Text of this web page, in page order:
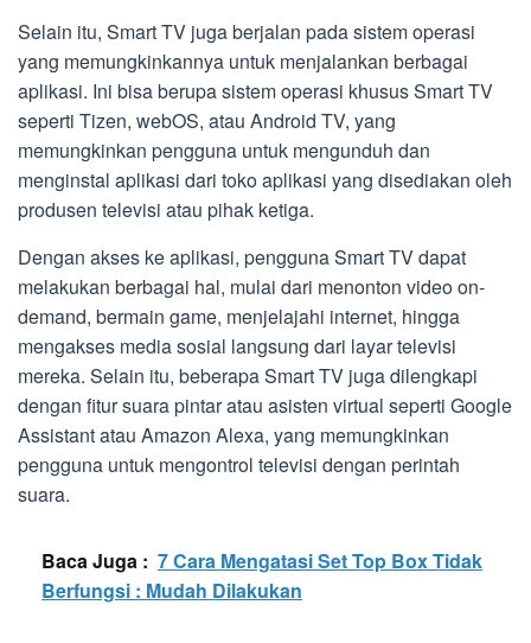
Selain itu, Smart TV juga berjalan pada sistem operasi
yang memungkinkannya untuk menjalankan berbagai
aplikasi. Ini bisa berupa sistem operasi khusus Smart TV
seperti Tizen, webOS, atau Android TV, yang
memungkinkan pengguna untuk mengunduh dan
menginstal aplikasi dari toko aplikasi yang disediakan oleh
produsen televisi atau pihak ketiga.
Dengan akses ke aplikasi, pengguna Smart TV dapat
melakukan berbagai hal, mulai dari menonton video on-
demand, bermain game, menjelajahi internet, hingga
mengakses media sosial langsung dari layar televisi
mereka. Selain itu, beberapa Smart TV juga dilengkapi
dengan fitur suara pintar atau asisten virtual seperti Google
Assistant atau Amazon Alexa, yang memungkinkan
pengguna untuk mengontrol televisi dengan perintah
suara.
Baca Juga : 7 Cara Mengatasi Set Top Box Tidak
Berfungsi : Mudah Dilakukan